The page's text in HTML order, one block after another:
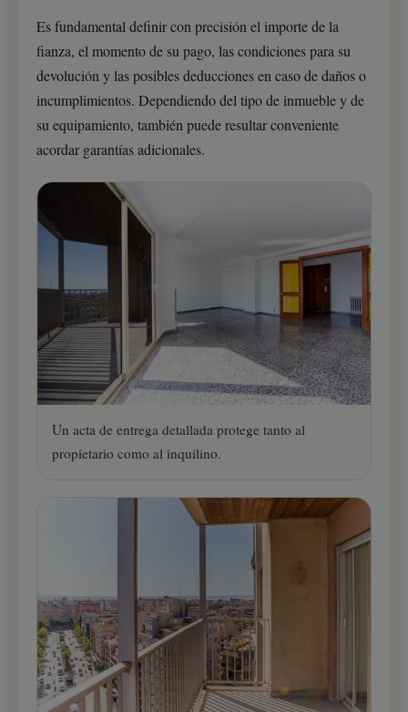
Es fundamental definir con precisión el importe de la
fianza, el momento de su pago, las condiciones para su
devolución y las posibles deducciones en caso de daños o
incumplimientos. Dependiendo del tipo de inmueble y de
su equipamiento, también puede resultar conveniente
acordar garantías adicionales.
Un acta de entrega detallada protege tanto al
propietario como al inquilino.